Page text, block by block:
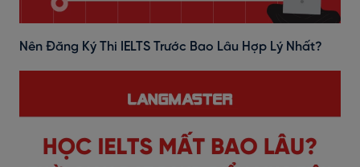
Nên Đăng Ký Thi IELTS Trước Bao Lâu Hợp Lý Nhất?